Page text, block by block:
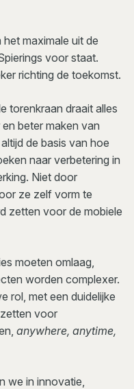
maximale uit de
voor staat.
richting de toekomst.
torenkraan draait alles
beter maken van
de basis van hoe
naar verbetering in
Niet door
ze zelf vorm te
zetten voor de mobiele
moeten omlaag,
worden complexer.
rol, met een duidelijke
voor
anywhere, anytime,
we in innovatie,